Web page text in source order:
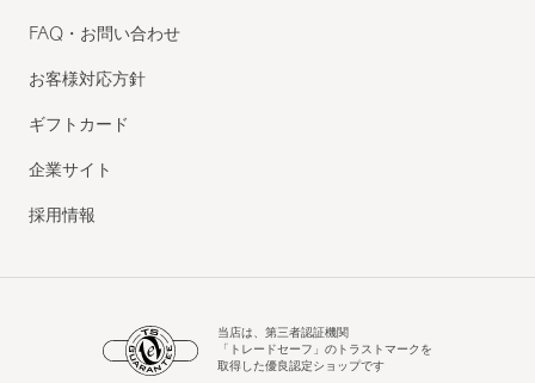
FAQ・お問い合わせ
お客様対応方針
ギフトカード
企業サイト
採用情報
当店は、第三者認証機関
「トレードセーフ」のトラストマークを
取得した優良認定ショップです